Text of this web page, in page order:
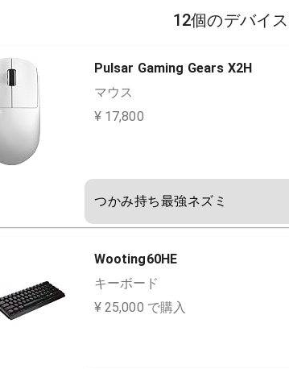
12個のデバイ
Pulsar Gaming Gears X2H
マウス
¥ 17,800
つかみ持ち最強ネズミ
Wooting60HE
キーボード
¥ 25,000 で購入